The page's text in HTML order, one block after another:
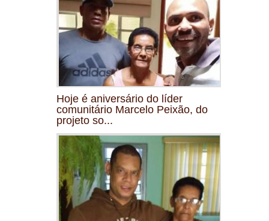
Hoje é aniversário do líder
comunitário Marcelo Peixão, do
projeto so...